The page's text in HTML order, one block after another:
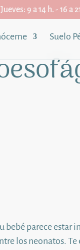
9 a 14 h. - 16 a
Suelo
bebé parece
los neonatos. Te